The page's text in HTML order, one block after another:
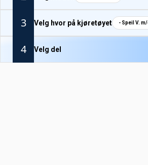
3 Velg hvor på kjøretøyet
4 Velg del